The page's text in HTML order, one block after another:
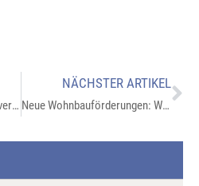
Immobilienpreise im Jahresvergleich: Wie sich der Markt entwickelt
NÄCHSTER ARTIKEL
Neue Wohnbauförderungen: Welche Vorteile Eigentümer nutzen können